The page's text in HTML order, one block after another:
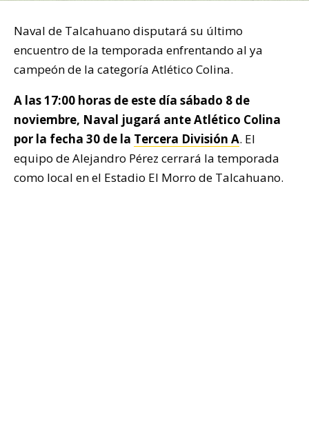
Naval de Talcahuano disputará su último
encuentro de la temporada enfrentando al ya
campeón de la categoría Atlético Colina.
A las 17:00 horas de este día sábado 8 de
noviembre, Naval jugará ante Atlético Colina
por la fecha 30 de la Tercera División A. El
equipo de Alejandro Pérez cerrará la temporada
como local en el Estadio El Morro de Talcahuano.